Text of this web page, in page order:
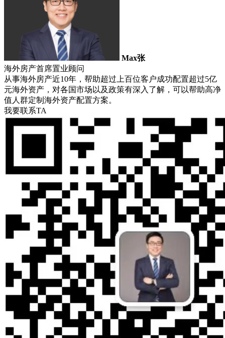
Max张
海外房产首席置业顾问
从事海外房产近10年，帮助超过上百位客户成功配置超过5亿
元海外资产，对各国市场以及政策有深入了解，可以帮助高净
值人群定制海外资产配置方案。
我要联系TA